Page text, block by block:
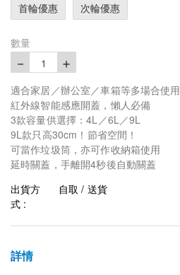
首輪優惠
次輪優惠
數量
－ 1 ＋
適合家居／辦公室／車箱等多場合使用
紅外線智能感應開蓋，懶人必備
3款容量供選擇：4L／6L／9L
9L款只高30cm！節省空間！
可當作垃圾筒，亦可作收納箱使用
延時關蓋，手離開4秒後自動關蓋
出貨方
式 :
自取 / 送貨
詳情